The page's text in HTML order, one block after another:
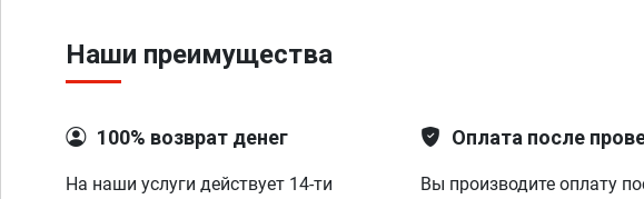
Наши преимущества
100% возврат денег
На наши услуги действует 14-ти
Оплата после
Вы производите оплату